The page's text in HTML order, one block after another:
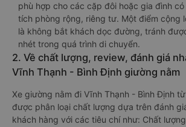
phù hợp cho các cặp đôi hoặc gia đình
tích phòng rộng, riêng tư. Một điểm cộng
là không bắt khách dọc đường, tránh
nhét trong quá trình di chuyển.
2. Về chất lượng, review, đánh giá
Vĩnh Thạnh - Bình Định giường nằm
Xe giường nằm đi Vĩnh Thạnh - Bình Định
được phân loại chất lượng dựa trên đánh
khách hàng với các tiêu chí như: Chất